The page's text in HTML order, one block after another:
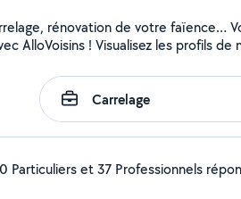
rénovation de votre faïence…
AlloVoisins ! Visualisez les profils
Particuliers et 37 Professionnels